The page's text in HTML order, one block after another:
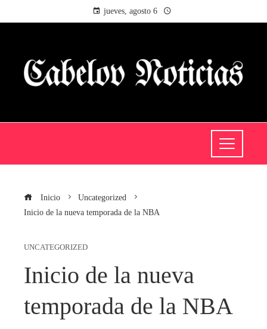
jueves, agosto 6
Inicio
Uncategorized
Inicio de la nueva temporada de la NBA
UNCATEGORIZED
Inicio de la nueva
temporada de la NBA